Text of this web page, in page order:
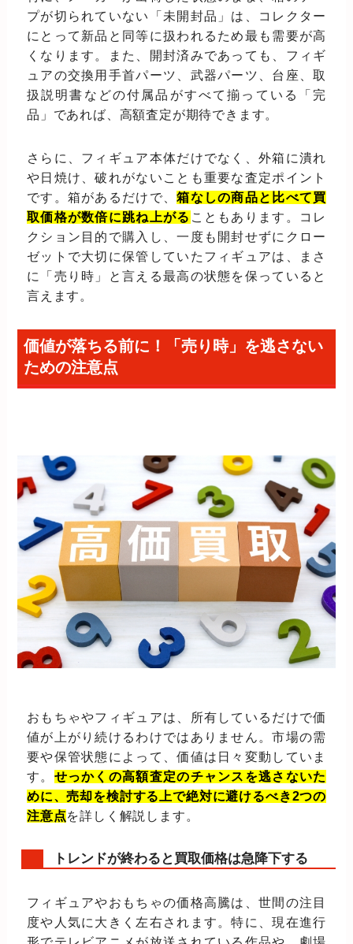
プが切られていない「未開封品」は、コレクター
にとって新品と同等に扱われるため最も需要が高
くなります。また、開封済みであっても、フィギ
ュアの交換用手首パーツ、武器パーツ、台座、取
扱説明書などの付属品がすべて揃っている「完
品」であれば、高額査定が期待できます。
さらに、フィギュア本体だけでなく、外箱に潰れ
や日焼け、破れがないことも重要な査定ポイント
です。箱があるだけで、箱なしの商品と比べて買
取価格が数倍に跳ね上がる こともあります。コレ
クション目的で購入し、一度も開封せずにクロー
ゼットで大切に保管していたフィギュアは、まさ
に「売り時」と言える最高の状態を保っていると
言えます。
価値が落ちる前に！「売り時」を逃さない
ための注意点
おもちゃやフィギュアは、所有しているだけで価
値が上がり続けるわけではありません。市場の需
要や保管状態によって、価値は日々変動していま
す。 せっかくの高額査定のチャンスを逃さないた
めに、売却を検討する上で絶対に避けるべき2つの
注意点を詳しく解説します。
トレンドが終わると買取価格は急降下する
フィギュアやおもちゃの価格高騰は、世間の注目
度や人気に大きく左右されます。特に、現在進行